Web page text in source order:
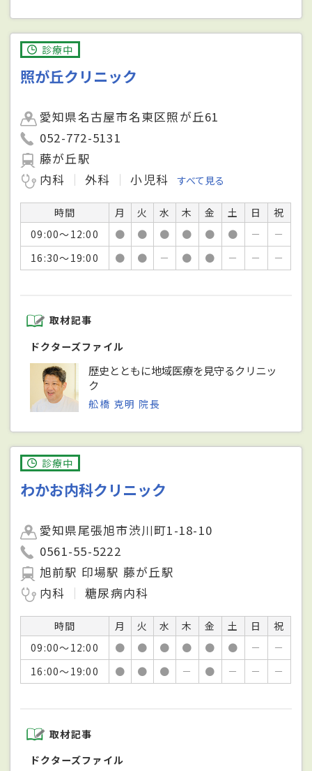
診療中
照が丘クリニック
愛知県名古屋市名東区照が丘61
052-772-5131
藤が丘駅
内科
外科 小児科 すべて見る
時間 月 火 水 木 金 土 日
祝
09:00～12:00
● ● ● ● ● ● －
－
16:30～19:00
● ● － ● ● － － －
取材記事
ドクターズファイル
歴史とともに地域医療を見守るクリニッ
ク
舩橋 克明 院長
診療中
わかお内科クリニック
愛知県尾張旭市渋川町1-18-10
0561-55-5222
旭前駅 印場駅 藤が丘駅
内科
糖尿病内科
時間 月 火 水 木 金 土 日
祝
09:00～12:00
● ● ● ● ● ● －
－
16:00～19:00
● ● ● － ● － － －
取材記事
ドクターズファイル